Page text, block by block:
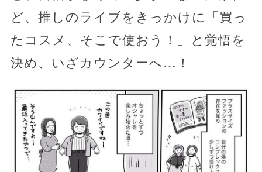
ど、推しのライブをきっかけに「買っ
たコスメ、そこで使おう！」と覚悟を
決め、いざカウンターへ…！